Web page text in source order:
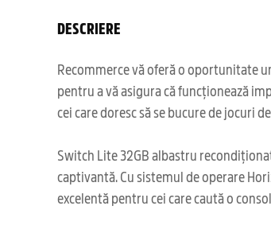
DESCRIERE
Recommerce vă oferă o oportunitate
pentru a vă asigura că funcționează
cei care doresc să se bucure de jocuri
Switch Lite 32GB albastru
captivantă. Cu sistemul de operare
excelentă pentru cei care caută o